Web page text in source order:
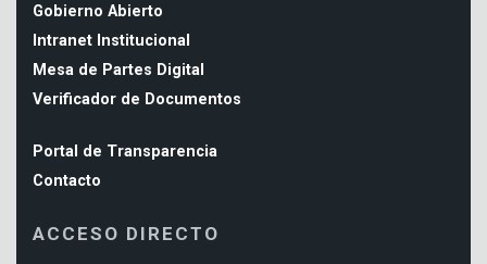
Gobierno Abierto
Intranet Institucional
Mesa de Partes Digital
Verificador de Documentos
Portal de Transparencia
Contacto
ACCESO DIRECTO